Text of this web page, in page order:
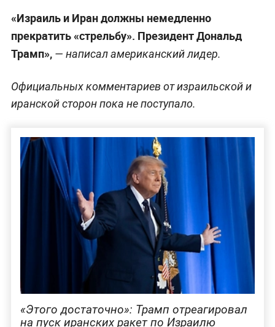
«Израиль и Иран должны немедленно
прекратить «стрельбу». Президент Дональд
Трамп»,— написал американский лидер.
Официальных комментариев от израильской и
иранской сторон пока не поступало.
«Этого достаточно»: Трамп отреагировал
на пуск иранских ракет по Израилю